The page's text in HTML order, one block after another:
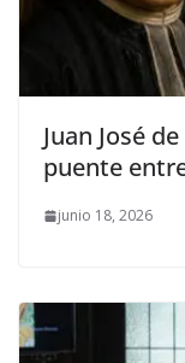
Juan José
puente
junio 18, 2026